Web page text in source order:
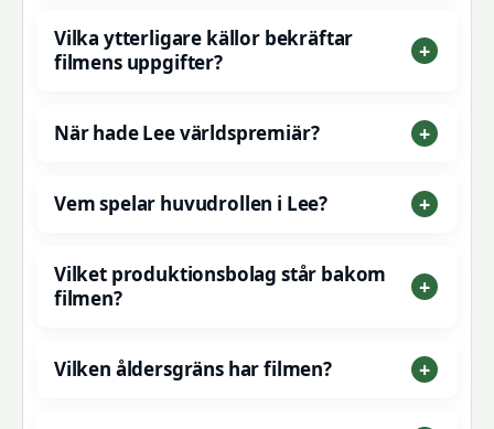
Vilka ytterligare källor bekräftar
filmens uppgifter?
När hade Lee världspremiär?
Vem spelar huvudrollen i Lee?
Vilket produktionsbolag står bakom
filmen?
Vilken åldersgräns har filmen?